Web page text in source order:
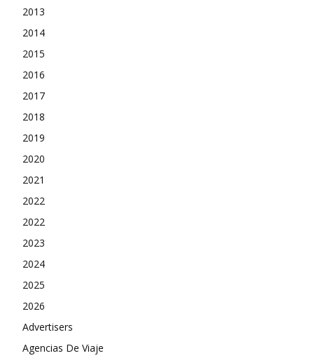
2013
2014
2015
2016
2017
2018
2019
2020
2021
2022
2022
2023
2024
2025
2026
Advertisers
Agencias De Viaje